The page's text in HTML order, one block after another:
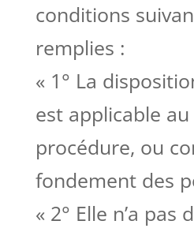
conditions
remplies :
« 1° La
est applicable
procédure, ou
fondement des
« 2° Elle n’a pas